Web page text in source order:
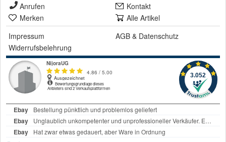
Anrufen
Kontakt
Merken
Alle Artikel
Impressum
AGB & Datenschutz
Widerrufsbelehrung